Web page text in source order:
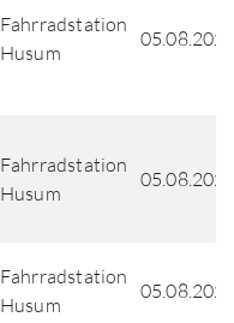
Fahrradstation
Husum
Fahrradstation
Husum
Fahrradstation
Husum